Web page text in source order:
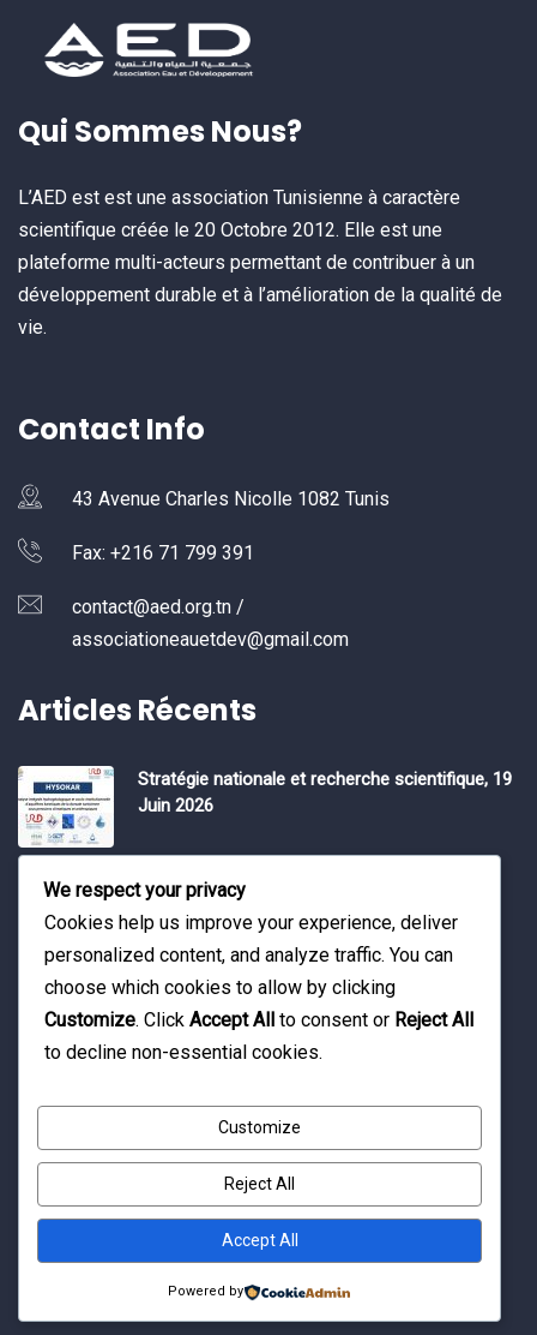
Qui Sommes Nous?
L’AED est est une association Tunisienne à caractère
scientifique créée le 20 Octobre 2012. Elle est une
plateforme multi-acteurs permettant de contribuer à un
développement durable et à l’amélioration de la qualité de
vie.
Contact Info
43 Avenue Charles Nicolle 1082 Tunis
Fax: +216 71 799 391
contact@aed.org.tn /
associationeauetdev@gmail.com
Articles Récents
Stratégie nationale et recherche scientifique, 19
Juin 2026
Water Expo 2026, 5,6 et 7 Mai 2026
Workshop on “INTEGRATED GROUNDWATER
MODELLING, 13-16 April 2026.
© Copyright 2016 Association Eau et Développement.
By Pixelia.
We respect your privacy
Cookies help us improve your experience, deliver
personalized content, and analyze traffic. You can
choose which cookies to allow by clicking
Customize. Click Accept All to consent or Reject All
to decline non-essential cookies.
Customize
Reject All
Accept All
Powered by